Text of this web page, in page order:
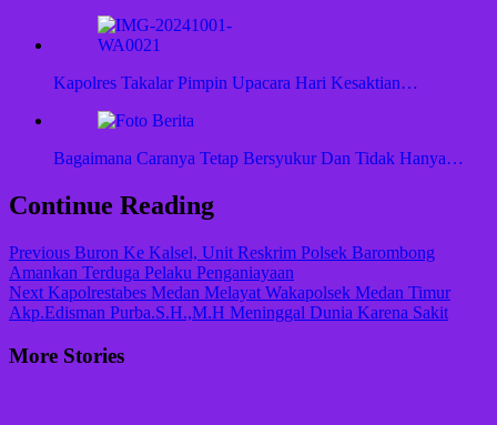
Kapolres Takalar Pimpin Upacara Hari Kesaktian…
Bagaimana Caranya Tetap Bersyukur Dan Tidak Hanya…
Continue Reading
Previous Buron Ke Kalsel, Unit Reskrim Polsek Barombong
Amankan Terduga Pelaku Penganiayaan
Next Kapolrestabes Medan Melayat Wakapolsek Medan Timur
Akp.Edisman Purba.S.H.,M.H Meninggal Dunia Karena Sakit
More Stories